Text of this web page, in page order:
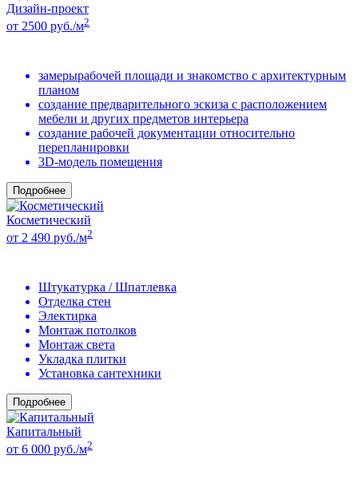
Дизайн-проект
от 2500 руб./м2
замерырабочей площади и знакомство с архитектурным
планом
создание предварительного эскиза с расположением
мебели и других предметов интерьера
создание рабочей документации относительно
перепланировки
3D-модель помещения
Подробнее
Косметический
от 2 490 руб./м2
Штукатурка / Шпатлевка
Отделка стен
Электирка
Монтаж потолков
Монтаж света
Укладка плитки
Установка сантехники
Подробнее
Капитальный
от 6 000 руб./м2